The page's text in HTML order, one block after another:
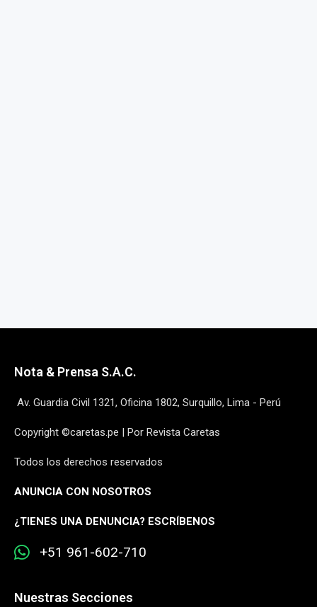
Nota & Prensa S.A.C.
Av. Guardia Civil 1321, Oficina 1802, Surquillo, Lima - Perú
Copyright ©caretas.pe | Por Revista Caretas
Todos los derechos reservados
ANUNCIA CON NOSOTROS
¿TIENES UNA DENUNCIA? ESCRÍBENOS
+51 961-602-710
Nuestras Secciones